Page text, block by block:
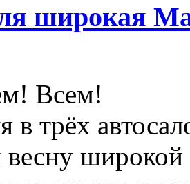
широкая
Всем!
в трёх
весну